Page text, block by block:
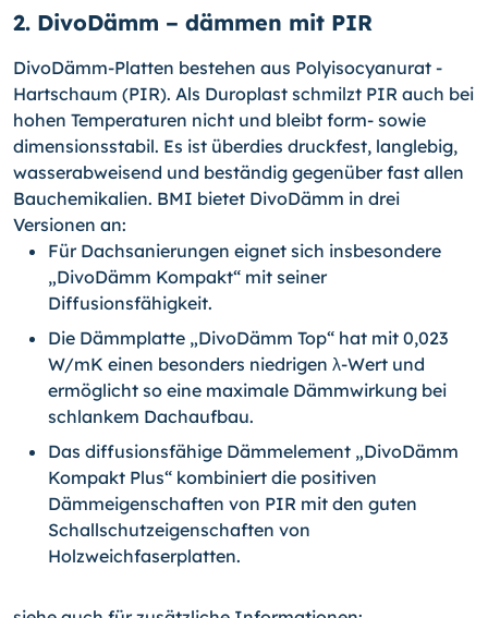
2. DivoDämm – dämmen mit PIR
DivoDämm-Platten bestehen aus Polyisocyanurat -
Hartschaum (PIR). Als Duroplast schmilzt PIR auch bei
hohen Temperaturen nicht und bleibt form- sowie
dimensionsstabil. Es ist überdies druckfest, langlebig,
wasserabweisend und beständig gegenüber fast allen
Bauchemikalien. BMI bietet DivoDämm in drei
Versionen an:
Für Dachsanierungen eignet sich insbesondere
„DivoDämm Kompakt“ mit seiner
Diffusionsfähigkeit.
Die Dämmplatte „DivoDämm Top“ hat mit 0,023
W/mK einen besonders niedrigen λ-Wert und
ermöglicht so eine maximale Dämmwirkung bei
schlankem Dachaufbau.
Das diffusionsfähige Dämmelement „DivoDämm
Kompakt Plus“ kombiniert die positiven
Dämmeigenschaften von PIR mit den guten
Schallschutzeigenschaften von
Holzweichfaserplatten.